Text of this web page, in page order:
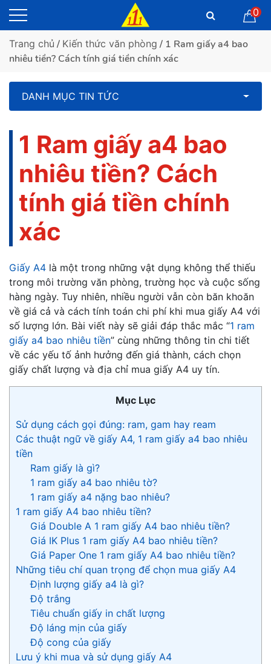
0
Trang chủ / Kiến thức văn phòng / 1 Ram giấy a4 bao
nhiêu tiền? Cách tính giá tiền chính xác
DANH MỤC TIN TỨC
1 Ram giấy a4 bao
nhiêu tiền? Cách
tính giá tiền chính
xác
Giấy A4 là một trong những vật dụng không thể thiếu
trong môi trường văn phòng, trường học và cuộc sống
hàng ngày. Tuy nhiên, nhiều người vẫn còn băn khoăn
về giá cả và cách tính toán chi phí khi mua giấy A4 với
số lượng lớn. Bài viết này sẽ giải đáp thắc mắc “1 ram
giấy a4 bao nhiêu tiền” cùng những thông tin chi tiết
về các yếu tố ảnh hưởng đến giá thành, cách chọn
giấy chất lượng và địa chỉ mua giấy A4 uy tín.
Mục Lục
Sử dụng cách gọi đúng: ram, gam hay ream
Các thuật ngữ về giấy A4, 1 ram giấy a4 bao nhiêu
tiền
Ram giấy là gì?
1 ram giấy a4 bao nhiêu tờ?
1 ram giấy a4 nặng bao nhiêu?
1 ram giấy A4 bao nhiêu tiền?
Giá Double A 1 ram giấy A4 bao nhiêu tiền?
Giá IK Plus 1 ram giấy A4 bao nhiêu tiền?
Giá Paper One 1 ram giấy A4 bao nhiêu tiền?
Những tiêu chí quan trọng để chọn mua giấy A4
Định lượng giấy a4 là gì?
Độ trắng
Tiêu chuẩn giấy in chất lượng
Độ láng mịn của giấy
Độ cong của giấy
Lưu ý khi mua và sử dụng giấy A4